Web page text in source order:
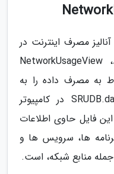
مصرف اینترنت در
ویندوز 11 می توانید بهره ببرید، NetworkUsageView
به مصرف داده را به
صورت ساعتی از پایگاه داده SRUDB.dat در کامپیوتر
فایل حاوی اطلاعات
ها، سرویس ها و
منابع شبکه، است.